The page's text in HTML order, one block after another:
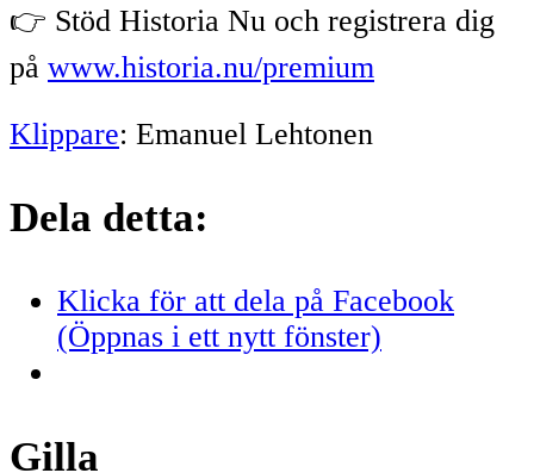
👉 Stöd Historia Nu och registrera dig
på www.historia.nu/premium
Klippare: Emanuel Lehtonen
Dela detta:
Klicka för att dela på Facebook
(Öppnas i ett nytt fönster)
Gilla